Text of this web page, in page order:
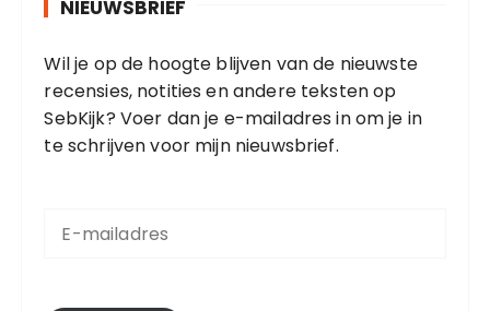
NIEUWSBRIEF
Wil je op de hoogte blijven van de nieuwste
recensies, notities en andere teksten op
SebKijk? Voer dan je e-mailadres in om je in
te schrijven voor mijn nieuwsbrief.